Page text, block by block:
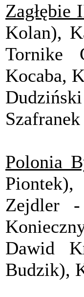
Zagłębie
Kolan),
Tornike
Kocaba,
Polonia
Zejdler
Dawid
Budzik),